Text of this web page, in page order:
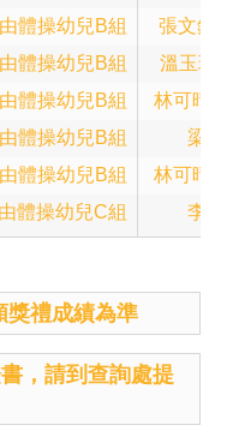
體操幼兒B組
張文鈞
體操幼兒B組
溫玉珍
體操幼兒B組
林可晴
體操幼兒B組
梁
體操幼兒B組
林可晴
體操幼兒C組 李
獎禮成績為準
，請到查詢處提